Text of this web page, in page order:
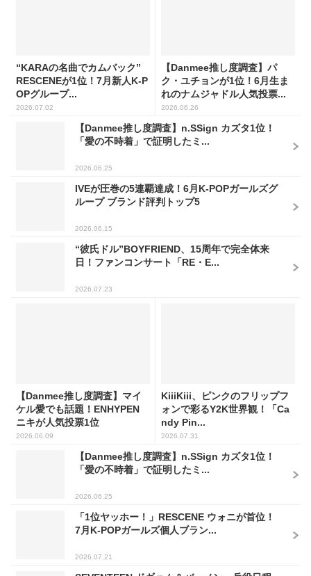
“KARAの名曲でカムバック”
RESCENEが1位！7月新人K-P
OPグループ...
2026.07.02
【Danmee推し度調査】パ
ク・ユチョンが1位！6月生ま
れのナムジャドル人気投票...
2026.06.26
【Danmee推し度調査】n.SSign カズタ1位！
「愛の不時着」で証明したミ...
2026.06.25
IVEが圧巻の5連覇達成！6月K-POPガールズグ
ループ ブランド評判トップ5
2026.06.15
“彼氏ドル”BOYFRIEND、15周年で完全体来
日！ファンコンサート「RE・E...
2026.07.23
【Danmee推し度調査】マイ
ケル愛でも話題！ENHYPEN
ニキが人気投票1位
2026.06.09
KiiiKiii、ピンクのフリップフ
ォンで彩るY2K世界観！「Ca
ndy Pin...
2026.07.31
【Danmee推し度調査】n.SSign カズタ1位！
「愛の不時着」で証明したミ...
2026.06.25
「1位ヤッホー！」RESCENE ウォニが首位！
7月K-POPガールズ個人ブラン...
2026.07.21